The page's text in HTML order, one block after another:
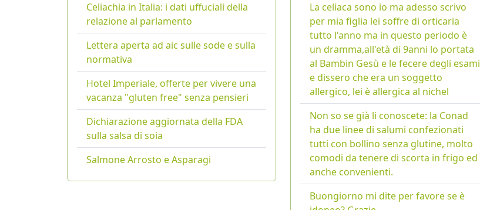
Celiachia in Italia: i dati uffuciali della
relazione al parlamento
Lettera aperta ad aic sulle sode e sulla
normativa
Hotel Imperiale, offerte per vivere una
vacanza "gluten free" senza pensieri
Dichiarazione aggiornata della FDA
sulla salsa di soia
Salmone Arrosto e Asparagi
La celiaca sono io ma adesso scrivo
per mia figlia lei soffre di orticaria
tutto l'anno ma in questo periodo è
un dramma,all'età di 9anni lo portata
al Bambin Gesù e le fecere degli esami
e dissero che era un soggetto
allergico, lei è allergica al nichel
Non so se già li conoscete: la Conad
ha due linee di salumi confezionati
tutti con bollino senza glutine, molto
comodi da tenere di scorta in frigo ed
anche convenienti.
Buongiorno mi dite per favore se è